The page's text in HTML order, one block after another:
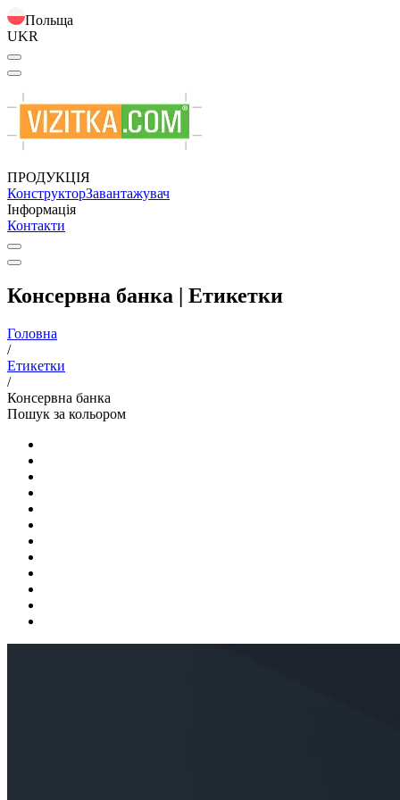
Польща
UKR
ПРОДУКЦІЯ
КонструкторЗавантажувач
Інформація
Контакти
Консервна банка | Етикетки
Головна
/
Етикетки
/
Консервна банка
Пошук за кольором